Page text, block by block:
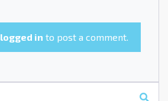
logged in to post a comment.